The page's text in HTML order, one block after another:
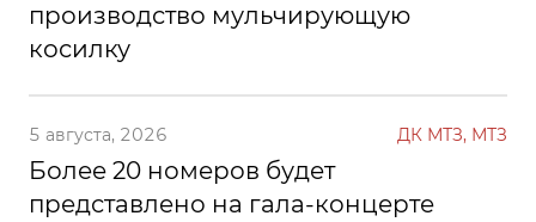
производство мульчирующую
косилку
5 августа, 2026 ДК МТЗ, МТЗ
Более 20 номеров будет
представлено на гала-концерте